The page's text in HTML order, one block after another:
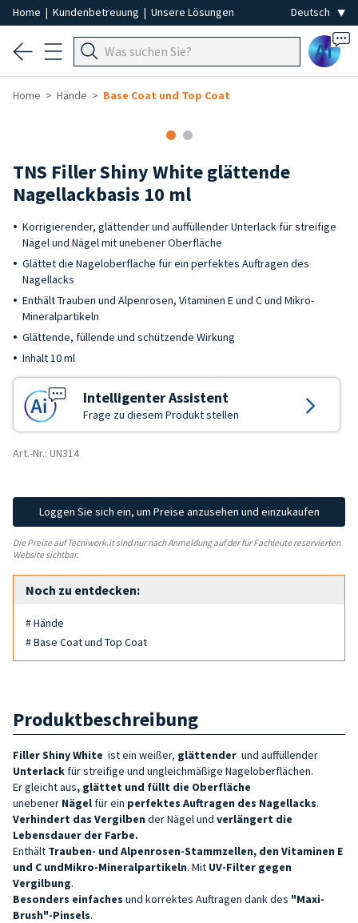
Home | Kundenbetreuung | Unsere Lösungen
Ai
Home Hände Base Coat und Top Coat
TNS Filler Shiny White glättende
Nagellackbasis 10 ml
Korrigierender, glättender und auffüllender Unterlack für streifige
Nägel und Nägel mit unebener Oberfläche
Glättet die Nageloberfläche für ein perfektes Auftragen des
Nagellacks
Enthält Trauben und Alpenrosen, Vitaminen E und C und Mikro-
Mineralpartikeln
Glättende, füllende und schützende Wirkung
Inhalt 10 ml
Intelligenter Assistent
Frage zu diesem Produkt stellen
Art.-Nr.: UN314
Loggen Sie sich ein, um Preise anzusehen und einzukaufen
Die Preise auf Tecniwork.it sind nur nach Anmeldung auf der für Fachleute reservierten
Website sichtbar.
Noch zu entdecken:
# Hände
# Base Coat und Top Coat
Produktbeschreibung
FillerShiny White ist ein weißer, glättender und auffüllender
Unterlack für streifige und ungleichmäßige Nageloberflächen.
Er gleicht aus, glättet und füllt die Oberfläche
unebener Nägel für ein perfektes Auftragen des Nagellacks.
Verhindert das Vergilben der Nägel und verlängert die
Lebensdauer der Farbe.
Enthält Trauben- und Alpenrosen-Stammzellen, den Vitaminen E
und C undMikro-Mineralpartikeln. Mit UV-Filter gegen
Vergilbung.
Besonders einfaches und korrektes Auftragen dank des "Maxi-
Brush"-Pinsels.